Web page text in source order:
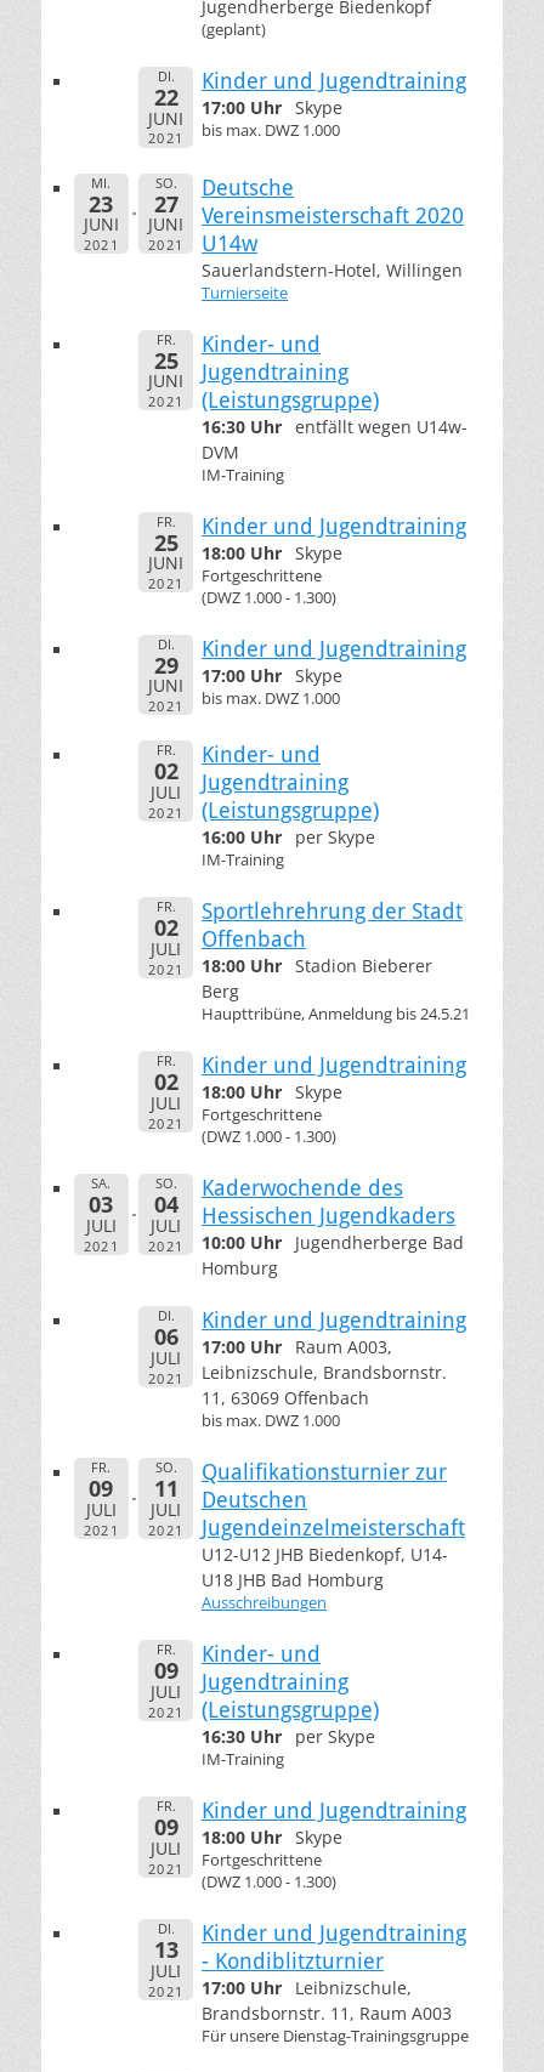
Jugendherberge Biedenkopf
(geplant)
DI.
22
JUNI
2021
Kinder und Jugendtraining
17:00 Uhr Skype
bis max. DWZ 1.000
MI.
23
JUNI
2021
SO.
27
JUNI
2021
Deutsche
Vereinsmeisterschaft 2020
U14w
Sauerlandstern-Hotel, Willingen
Turnierseite
FR.
25
JUNI
2021
Kinder- und
Jugendtraining
(Leistungsgruppe)
16:30 Uhr entfällt wegen U14w-
DVM
IM-Training
FR.
25
JUNI
2021
Kinder und Jugendtraining
18:00 Uhr Skype
Fortgeschrittene
(DWZ 1.000 - 1.300)
DI.
29
JUNI
2021
Kinder und Jugendtraining
17:00 Uhr Skype
bis max. DWZ 1.000
FR.
02
JULI
2021
Kinder- und
Jugendtraining
(Leistungsgruppe)
16:00 Uhr per Skype
IM-Training
FR.
02
JULI
2021
Sportlehrehrung der Stadt
Offenbach
18:00 Uhr Stadion Bieberer
Berg
Haupttribüne, Anmeldung bis 24.5.21
FR.
02
JULI
2021
Kinder und Jugendtraining
18:00 Uhr Skype
Fortgeschrittene
(DWZ 1.000 - 1.300)
SA.
03
JULI
2021
SO.
04
JULI
2021
Kaderwochende des
Hessischen Jugendkaders
10:00 Uhr
Jugendherberge Bad
Homburg
DI.
06
JULI
2021
Kinder und Jugendtraining
17:00 Uhr
Raum A003,
Leibnizschule, Brandsbornstr.
11, 63069 Offenbach
bis max. DWZ 1.000
FR.
09
JULI
2021
SO.
11
JULI
2021
Qualifikationsturnier zur
Deutschen
Jugendeinzelmeisterschaft
U12-U12 JHB Biedenkopf, U14-
U18 JHB Bad Homburg
Ausschreibungen
FR.
09
JULI
2021
Kinder- und
Jugendtraining
(Leistungsgruppe)
16:30 Uhr per Skype
IM-Training
FR.
09
JULI
2021
Kinder und Jugendtraining
18:00 Uhr Skype
Fortgeschrittene
(DWZ 1.000 - 1.300)
DI.
13
JULI
2021
Kinder und Jugendtraining
- Kondiblitzturnier
17:00 Uhr
Leibnizschule,
Brandsbornstr. 11, Raum A003
Für unsere Dienstag-Trainingsgruppe